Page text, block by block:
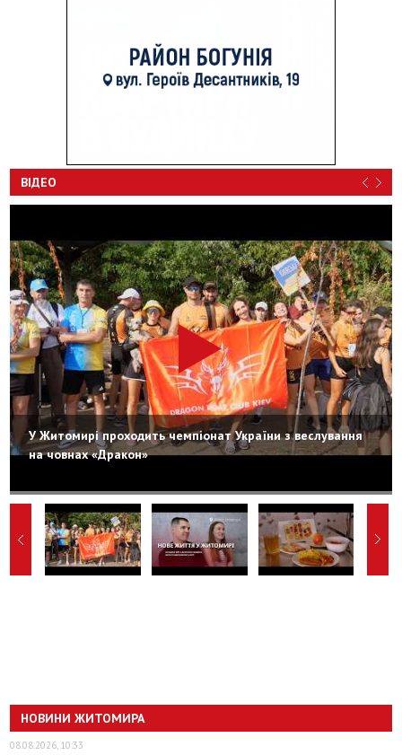
ВІДЕО
У Житомирі проходить чемпіонат України з веслування
на човнах «Дракон»
НОВИНИ ЖИТОМИРА
08.08.2026, 10:33